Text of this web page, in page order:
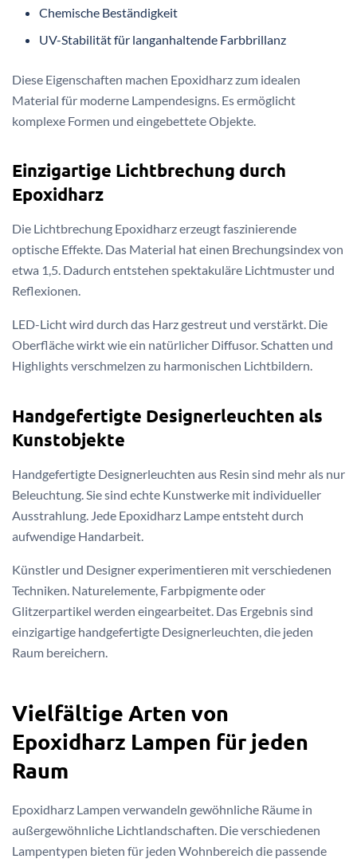
Chemische Beständigkeit
UV-Stabilität für langanhaltende Farbbrillanz
Diese Eigenschaften machen Epoxidharz zum idealen
Material für moderne Lampendesigns. Es ermöglicht
komplexe Formen und eingebettete Objekte.
Einzigartige Lichtbrechung durch
Epoxidharz
Die Lichtbrechung Epoxidharz erzeugt faszinierende
optische Effekte. Das Material hat einen Brechungsindex von
etwa 1,5. Dadurch entstehen spektakuläre Lichtmuster und
Reflexionen.
LED-Licht wird durch das Harz gestreut und verstärkt. Die
Oberfläche wirkt wie ein natürlicher Diffusor. Schatten und
Highlights verschmelzen zu harmonischen Lichtbildern.
Handgefertigte Designerleuchten als
Kunstobjekte
Handgefertigte Designerleuchten aus Resin sind mehr als nur
Beleuchtung. Sie sind echte Kunstwerke mit individueller
Ausstrahlung. Jede Epoxidharz Lampe entsteht durch
aufwendige Handarbeit.
Künstler und Designer experimentieren mit verschiedenen
Techniken. Naturelemente, Farbpigmente oder
Glitzerpartikel werden eingearbeitet. Das Ergebnis sind
einzigartige handgefertigte Designerleuchten, die jeden
Raum bereichern.
Vielfältige Arten von
Epoxidharz Lampen für jeden
Raum
Epoxidharz Lampen verwandeln gewöhnliche Räume in
außergewöhnliche Lichtlandschaften. Die verschiedenen
Lampentypen bieten für jeden Wohnbereich die passende